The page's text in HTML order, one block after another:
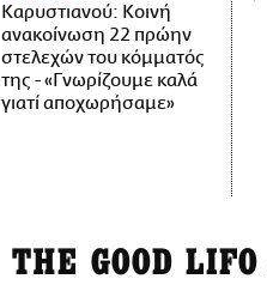
Καρυστιανού: Κοινή
ανακοίνωση 22 πρώην
στελεχών του κόμματός
της - «Γνωρίζουμε καλά
γιατί αποχωρήσαμε»
THE GOOD LIFO